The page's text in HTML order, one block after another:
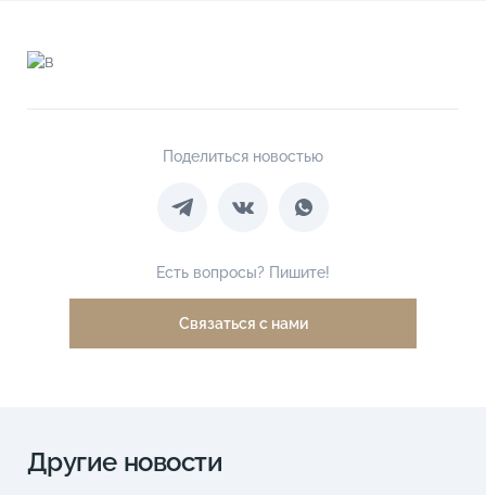
Поделиться новостью
Есть вопросы? Пишите!
Связаться с нами
Другие новости